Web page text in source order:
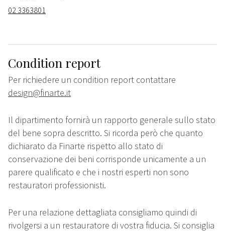
02 3363801
Condition report
Per richiedere un condition report contattare
design@finarte.it
Il dipartimento fornirà un rapporto generale sullo stato
del bene sopra descritto. Si ricorda però che quanto
dichiarato da Finarte rispetto allo stato di
conservazione dei beni corrisponde unicamente a un
parere qualificato e che i nostri esperti non sono
restauratori professionisti.
Per una relazione dettagliata consigliamo quindi di
rivolgersi a un restauratore di vostra fiducia. Si consiglia